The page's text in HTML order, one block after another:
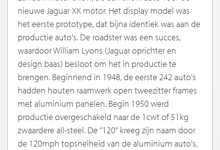
nieuwe Jaguar XK motor. Het display model was
het eerste prototype, dat bijna identiek was aan de
productie auto's. De roadster was een succes,
waardoor William Lyons (Jaguar oprichter en
design baas) besloot om het in productie te
brengen. Beginnend in 1948, de eerste 242 auto's
hadden houten raamwerk open tweezitter frames
met aluminium panelen. Begin 1950 werd
productie overgeschakeld naar de 1cwt of 51kg
zwaardere all-steel. De "120" kreeg zijn naam door
de 120mph topsnelheid van de aluminium auto's,